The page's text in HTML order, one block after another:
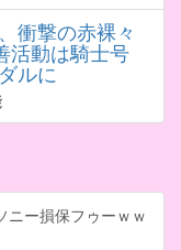
衝撃の赤裸々
動は騎士号
ルに
ニー損保フゥーｗｗ